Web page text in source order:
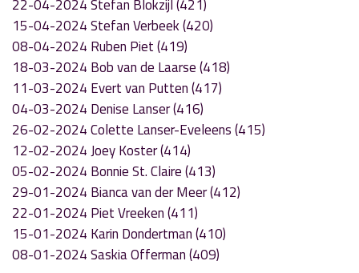
22-04-2024 Stefan Blokzijl (421)
15-04-2024 Stefan Verbeek (420)
08-04-2024 Ruben Piet (419)
18-03-2024 Bob van de Laarse (418)
11-03-2024 Evert van Putten (417)
04-03-2024 Denise Lanser (416)
26-02-2024 Colette Lanser-Eveleens (415)
12-02-2024 Joey Koster (414)
05-02-2024 Bonnie St. Claire (413)
29-01-2024 Bianca van der Meer (412)
22-01-2024 Piet Vreeken (411)
15-01-2024 Karin Dondertman (410)
08-01-2024 Saskia Offerman (409)